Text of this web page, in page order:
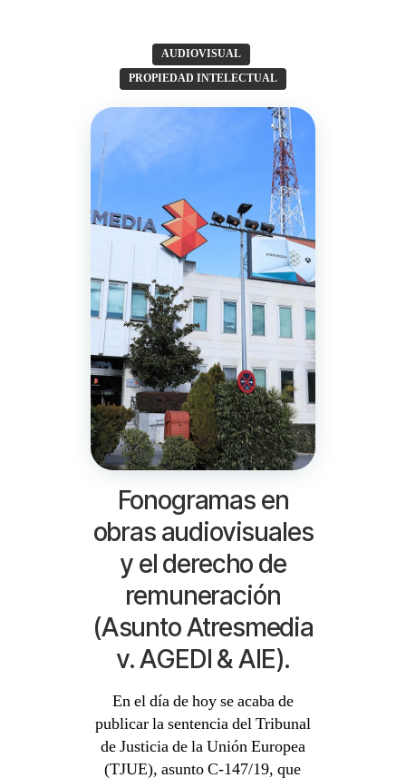
AUDIOVISUAL
PROPIEDAD INTELECTUAL
Fonogramas en
obras audiovisuales
y el derecho de
remuneración
(Asunto Atresmedia
v. AGEDI & AIE).
En el día de hoy se acaba de
publicar la sentencia del Tribunal
de Justicia de la Unión Europea
(TJUE), asunto C-147/19, que